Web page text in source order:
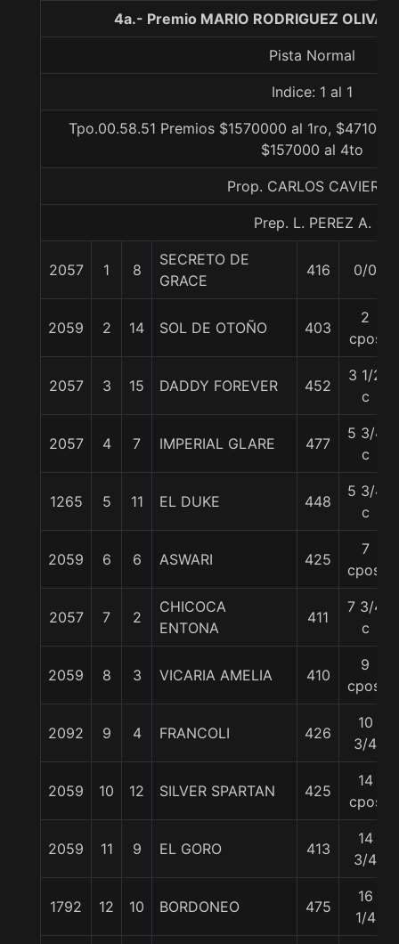
4a.- Premio MARIO RODRIGUEZ
Pista Normal
Indice: 1 al 1
Tpo.00.58.51 Premios $1570000 al 1ro,
$157000 al 4to
Prop. CARLOS CAVIERES
Prep. L. PEREZ A.
2057 1 8
SECRETO DE
GRACE
416 0/0
2059 2 14 SOL DE OTOÑO 403
2
cpos
2057 3 15 DADDY FOREVER 452
3 1/2
c
2057 4 7 IMPERIAL GLARE 477
5 3/4
c
1265 5 11 EL DUKE 448
5 3/4
c
2059 6 6 ASWARI 425
7
cpos.
2057 7 2
CHICOCA
ENTONA
411
7 3/4
c
2059 8 3 VICARIA AMELIA 410
9
cpos.
2092 9 4 FRANCOLI 426
10
3/4
2059 10 12 SILVER SPARTAN 425
14
cpos
2059 11 9 EL GORO 413
14
3/4
1792 12 10 BORDONEO 475
16
1/4